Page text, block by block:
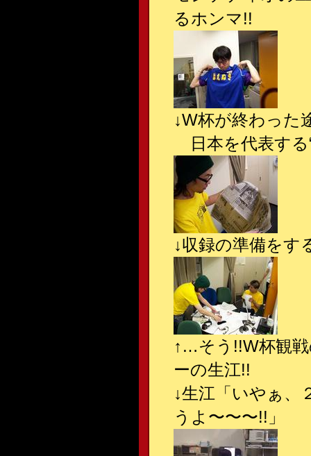
るホンマ!!
↓W杯が終わった
日本を代表する
↓収録の準備をす
↑ …そう!!W杯観
ーの生江!!
↓生江「いやぁ、
うよ〜〜〜!!」